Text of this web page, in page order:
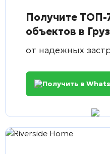
Получите ТОП-
объектов в
от надежных
Получить в